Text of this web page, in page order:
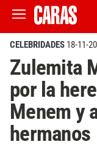
CELEBRIDADES 18-11-
Zulemita
por la
Menem y
hermanos